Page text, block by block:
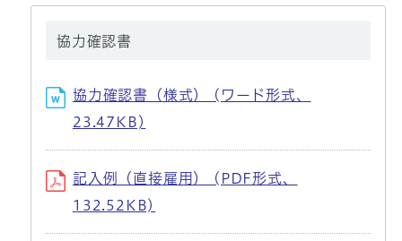
協力確認書
協力確認書（様式） (ワード形式、
23.47KB)
記入例（直接雇用） (PDF形式、
132.52KB)